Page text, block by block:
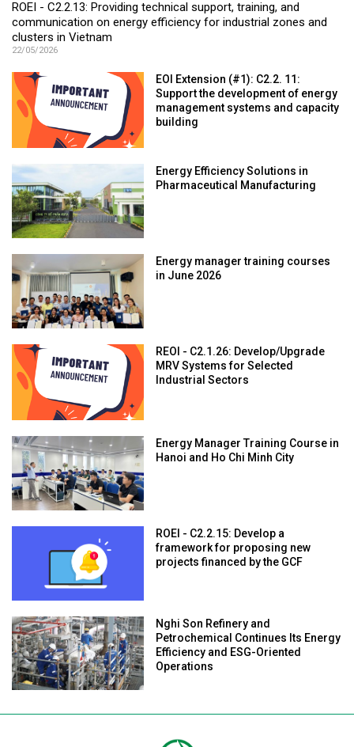
ROEI - C2.2.13: Providing technical support, training, and
communication on energy efficiency for industrial zones and
clusters in Vietnam
22/05/2026
EOI Extension (#1): C2.2. 11:
Support the development of energy
management systems and capacity
building
Energy Efficiency Solutions in
Pharmaceutical Manufacturing
Energy manager training courses
in June 2026
REOI - C2.1.26: Develop/Upgrade
MRV Systems for Selected
Industrial Sectors
Energy Manager Training Course in
Hanoi and Ho Chi Minh City
ROEI - C2.2.15: Develop a
framework for proposing new
projects financed by the GCF
Nghi Son Refinery and
Petrochemical Continues Its Energy
Efficiency and ESG-Oriented
Operations